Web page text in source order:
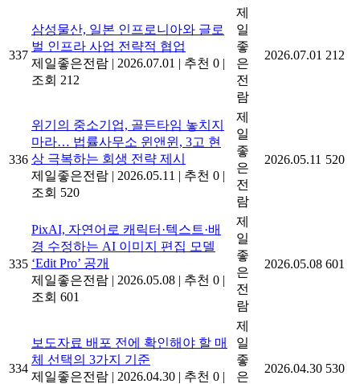
337
삼성물산, 일본 인프로니아와 글로
벌 인프라 사업 전략적 협업
제일좋은전람 | 2026.07.01 | 추천 0 |
조회 212
제
일
좋
은
전
람
2026.07.01 212
336
위기의 중소기업, 골든타임 놓치지
마라… 법률사무소 윈앤윈, 3고 현
상 극복하는 회생 전략 제시
제일좋은전람 | 2026.05.11 | 추천 0 |
조회 520
제
일
좋
은
전
람
2026.05.11 520
335
PixAI, 자연어로 캐릭터·텍스트·배
경 수정하는 AI 이미지 편집 모델
‘Edit Pro’ 공개
제일좋은전람 | 2026.05.08 | 추천 0 |
조회 601
제
일
좋
은
전
람
2026.05.08 601
334
보도자료 배포 전에 확인해야 할 매
체 선택의 3가지 기준
제일좋은전람 | 2026.04.30 | 추천 0 |
제
일
좋
은
2026.04.30 530